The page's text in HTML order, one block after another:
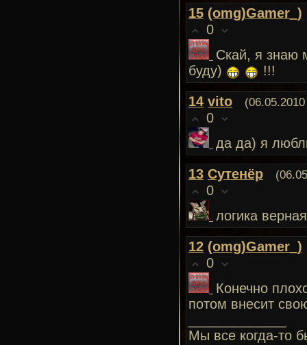
15 (omg)Gamer_)
0
Cкай, я знаю
буду)
!!!
14 vito
0
да да) я
13 Сутенёр
0
логика
12 (omg)Gamer_)
0
Конечно
потом внесит
Мы все когда-то